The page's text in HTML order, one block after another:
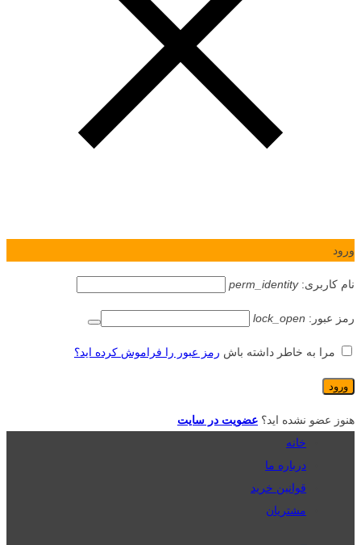
ورود
نام کاربری:perm_identity
رمز عبور: lock_open
مرا به خاطر داشته باش رمز عبور را فراموش کرده اید؟
هنوز عضو نشده اید؟ عضویت در سایت
خانه
درباره ما
قوانین خرید
مشتریان